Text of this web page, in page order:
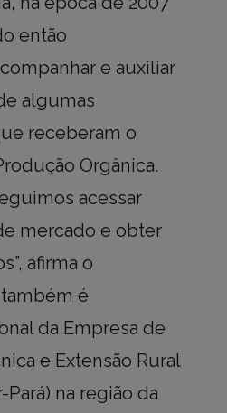
então
e auxiliar
algumas
receberam o
Orgânica.
acessar
mercado e obter
afirma o
é
da Empresa de
e Extensão Rural
Pará) na região da